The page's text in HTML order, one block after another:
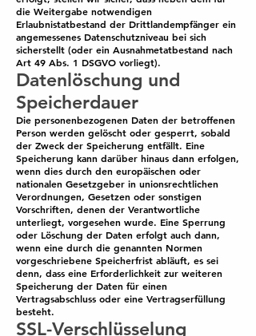
die Weitergabe notwendigen
Erlaubnistatbestand der Drittlandempfänger ein
angemessenes Datenschutzniveau bei sich
sicherstellt (oder ein Ausnahmetatbestand nach
Art 49 Abs. 1 DSGVO vorliegt).
Datenlöschung und
Speicherdauer
Die personenbezogenen Daten der betroffenen
Person werden gelöscht oder gesperrt, sobald
der Zweck der Speicherung entfällt. Eine
Speicherung kann darüber hinaus dann erfolgen,
wenn dies durch den europäischen oder
nationalen Gesetzgeber in unionsrechtlichen
Verordnungen, Gesetzen oder sonstigen
Vorschriften, denen der Verantwortliche
unterliegt, vorgesehen wurde. Eine Sperrung
oder Löschung der Daten erfolgt auch dann,
wenn eine durch die genannten Normen
vorgeschriebene Speicherfrist abläuft, es sei
denn, dass eine Erforderlichkeit zur weiteren
Speicherung der Daten für einen
Vertragsabschluss oder eine Vertragserfüllung
besteht.
SSL-Verschlüsselung